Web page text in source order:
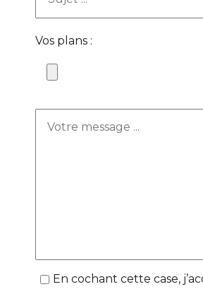
Vos plans :
En cochant cette case,